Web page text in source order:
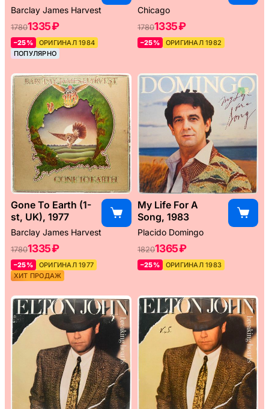
Barclay James Harvest
17801335 ₽
–25%
ОРИГИНАЛ 1984
ПОПУЛЯРНО
Chicago
17801335 ₽
–25% ОРИГИНАЛ 1982
Gone To Earth (1-
st, UK), 1977
Barclay James Harvest
17801335 ₽
–25%
ОРИГИНАЛ 1977
ХИТ ПРОДАЖ
My Life For A
Song, 1983
Placido Domingo
18201365 ₽
–25% ОРИГИНАЛ 1983